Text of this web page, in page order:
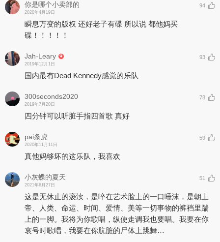
你是哪个小卖部的
2020年4月19日
94
瞬息万变的版权 还好老子有碟 所以说 都他妈买
碟！！！！！
Jah-Leary
2019年12月1日
93
国内最有Dead Kennedy感觉的乐队
300seconds2020
2019年7月20日
78
四分钟可以听脏手指四首歌 真好
pai条虎
2020年11月11日
59
真他妈够坏的这乐队，我喜欢
小灰蝶的夏天
2021年6月27日
51
这是无休止的亵渎，是啐在艺术脸上的一口唾沫，是朝上
帝、人类、命运、时间、爱情、美等一切事物的裤裆里踹
上的一脚。我将为你歌唱，纵使走调我也要唱。我要在你
哀号时歌唱，我要在你肮脏的尸体上跳舞…